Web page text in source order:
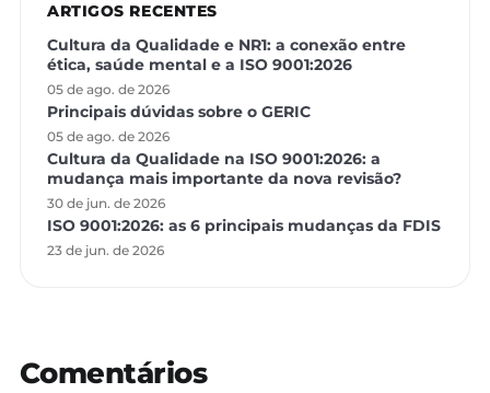
ARTIGOS RECENTES
Cultura da Qualidade e NR1: a conexão entre
ética, saúde mental e a ISO 9001:2026
05 de ago. de 2026
Principais dúvidas sobre o GERIC
05 de ago. de 2026
Cultura da Qualidade na ISO 9001:2026: a
mudança mais importante da nova revisão?
30 de jun. de 2026
ISO 9001:2026: as 6 principais mudanças da FDIS
23 de jun. de 2026
Comentários